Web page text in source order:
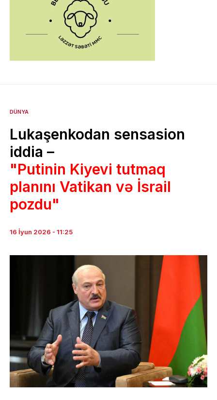
DÜNYA
Lukaşenkodan sensasion
iddia –
"Putinin Kiyevi tutmaq
planını Vatikan və İsrail
pozdu"
16 İyun 2026 - 11:25